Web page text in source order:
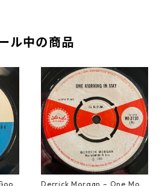
ル中の商品
Derrick Morgan – One Morn